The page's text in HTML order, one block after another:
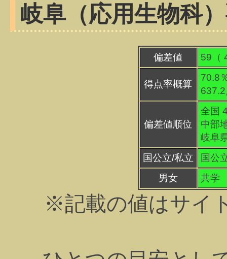
岐阜（応用生物科）
偏差値 59（
得点率概算
70.8
偏差値順位
全国
中部
岐阜
国公立/私立
国公
男女
共学
※記載の値はサイ